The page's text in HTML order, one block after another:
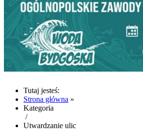
Tutaj jesteś:
Strona główna »
Kategoria
/
Utwardzanie ulic